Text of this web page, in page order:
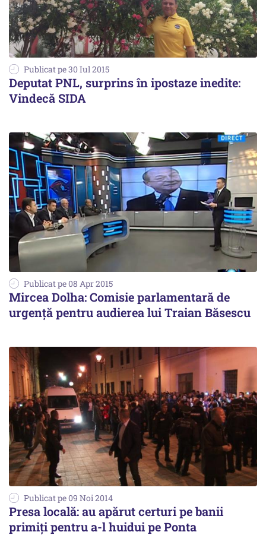
Publicat pe 30 Iul 2015
Deputat PNL, surprins în ipostaze inedite:
Vindecă SIDA
Publicat pe 08 Apr 2015
Mircea Dolha: Comisie parlamentară de
urgență pentru audierea lui Traian Băsescu
Publicat pe 09 Noi 2014
Presa locală: au apărut certuri pe banii
primiți pentru a-l huidui pe Ponta